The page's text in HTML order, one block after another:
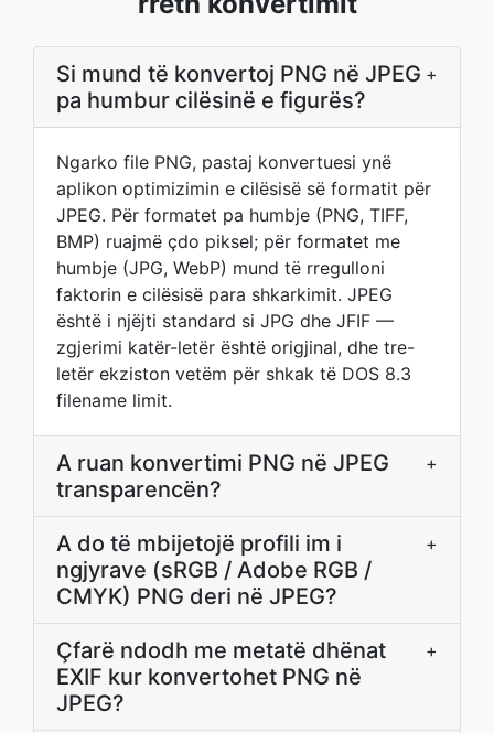
Si mund të konvertoj PNG në JPEG
pa humbur cilësinë e figurës?
+
Ngarko file PNG, pastaj konvertuesi ynë
aplikon optimizimin e cilësisë së formatit për
JPEG. Për formatet pa humbje (PNG, TIFF,
BMP) ruajmë çdo piksel; për formatet me
humbje (JPG, WebP) mund të rregulloni
faktorin e cilësisë para shkarkimit. JPEG
është i njëjti standard si JPG dhe JFIF —
zgjerimi katër-letër është origjinal, dhe tre-
letër ekziston vetëm për shkak të DOS 8.3
filename limit.
A ruan konvertimi PNG në JPEG
transparencën?
+
A do të mbijetojë profili im i
ngjyrave (sRGB / Adobe RGB /
CMYK) PNG deri në JPEG?
+
Çfarë ndodh me metatë dhënat
EXIF kur konvertohet PNG në
JPEG?
+